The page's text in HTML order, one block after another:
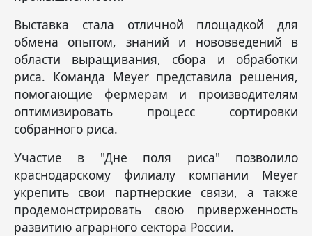
Выставка стала отличной площадкой для
обмена опытом, знаний и нововведений в
области выращивания, сбора и обработки
риса. Команда Meyer представила решения,
помогающие фермерам и производителям
оптимизировать процесс сортировки
собранного риса.
Участие в "Дне поля риса" позволило
краснодарскому филиалу компании Meyer
укрепить свои партнерские связи, а также
продемонстрировать свою приверженность
развитию аграрного сектора России.